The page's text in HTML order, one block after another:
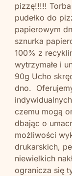
pizzę!!!!!
pudełko do
papierowym
sznurka
100% z
wytrzymałe i
90g Ucho
dno.
czemu mogą
dbając o
możliwości
drukarskich,
niewielkich
ogranicza się